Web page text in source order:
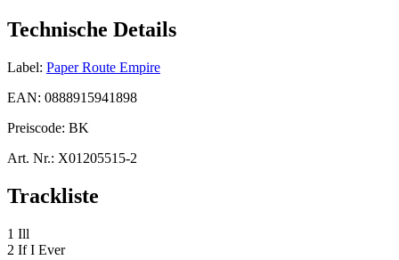
Technische Details
Label: Paper Route Empire
EAN: 0888915941898
Preiscode: BK
Art. Nr.: X01205515-2
Trackliste
1 Ill
2 If I Ever